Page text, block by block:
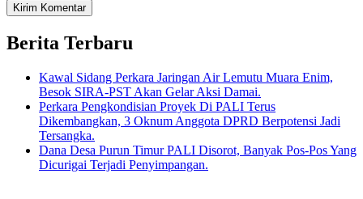
Berita Terbaru
Kawal Sidang Perkara Jaringan Air Lemutu Muara Enim,
Besok SIRA-PST Akan Gelar Aksi Damai.
Perkara Pengkondisian Proyek Di PALI Terus
Dikembangkan, 3 Oknum Anggota DPRD Berpotensi Jadi
Tersangka.
Dana Desa Purun Timur PALI Disorot, Banyak Pos-Pos Yang
Dicurigai Terjadi Penyimpangan.